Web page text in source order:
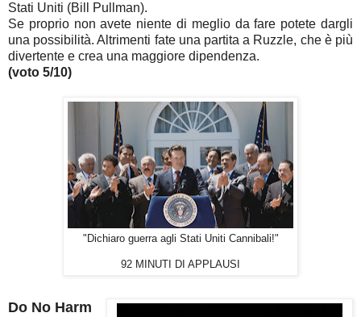
Stati Uniti (Bill Pullman).
Se proprio non avete niente di meglio da fare potete dargli
una possibilità. Altrimenti fate una partita a Ruzzle, che è più
divertente e crea una maggiore dipendenza.
(voto 5/10)
"Dichiaro guerra agli Stati Uniti Cannibali!"
92 MINUTI DI APPLAUSI
Do No Harm